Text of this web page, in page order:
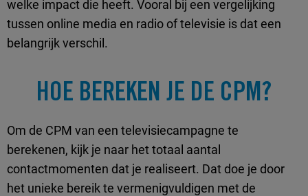
welke impact die heeft. Vooral bij een vergelijking
tussen online media en radio of televisie is dat een
belangrijk verschil.
HOE BEREKEN JE DE CPM?
Om de CPM van een televisiecampagne te
berekenen, kijk je naar het totaal aantal
contactmomenten dat je realiseert. Dat doe je door
het unieke bereik te vermenigvuldigen met de